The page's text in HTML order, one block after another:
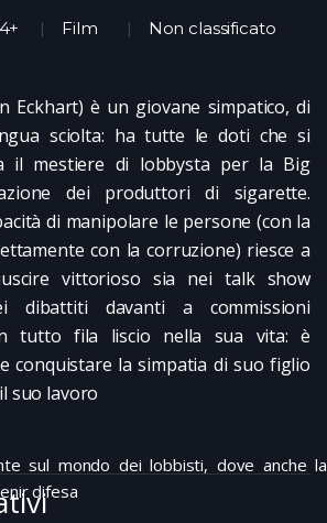
Film
Non classificato
Eckhart) è un giovane simpatico, di
sciolta: ha tutte le doti che si
il mestiere di lobbysta per la Big
dei produttori di sigarette.
di manipolare le persone (con la
con la corruzione) riesce a
vittorioso sia nei talk show
dibattiti davanti a commissioni
tutto fila liscio nella sua vita: è
conquistare la simpatia di suo figlio
suo lavoro
sul mondo dei lobbisti, dove anche la
difesa